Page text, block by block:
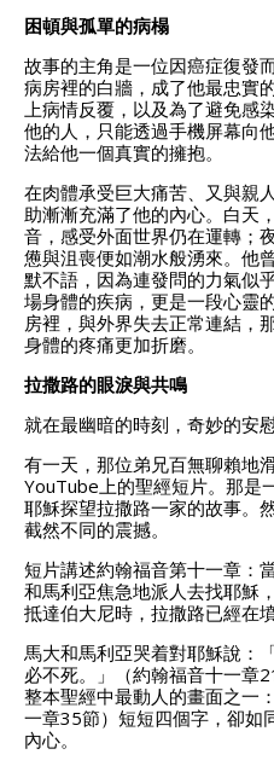
困頓與孤單的病榻
故事的主角是一位因癌症復發
病房裡的白牆，成了他最忠實
上病情反覆，以及為了避免感
他的人，只能透過手機屏幕向
法給他一個真實的擁抱。
在肉體承受巨大痛苦、又與親
助漸漸充滿了他的內心。白天
音，感受外面世界仍在運轉；
憊與沮喪便如潮水般湧來。他
默不語，因為連發問的力氣似
場身體的疾病，更是一段心靈
房裡，與外界失去正常連結，
身體的疼痛更加折磨。
拉撒路的眼淚與共鳴
就在最幽暗的時刻，奇妙的安
有一天，那位弟兄百無聊賴地
YouTube上的聖經短片。那
耶穌探望拉撒路一家的故事。
截然不同的震撼。
短片講述約翰福音第十一章：
和馬利亞焦急地派人去找耶穌
抵達伯大尼時，拉撒路已經在
馬大和馬利亞哭着對耶穌說：
必不死。」（約翰福音十一章
整本聖經中最動人的畫面之一
一章35節）短短四個字，卻如
內心。